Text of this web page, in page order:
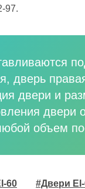
97.
дверь
двери и
двери
объем
60 #Двери